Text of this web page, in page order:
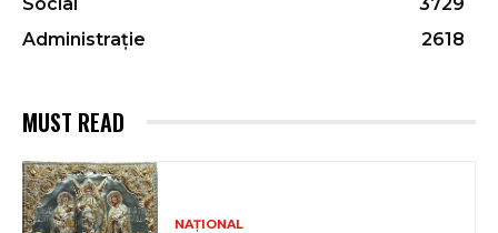
Administrație
2618
MUST READ
NAȚIONAL